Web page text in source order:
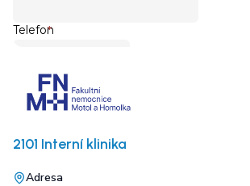
2101 Interní klinika
Adresa